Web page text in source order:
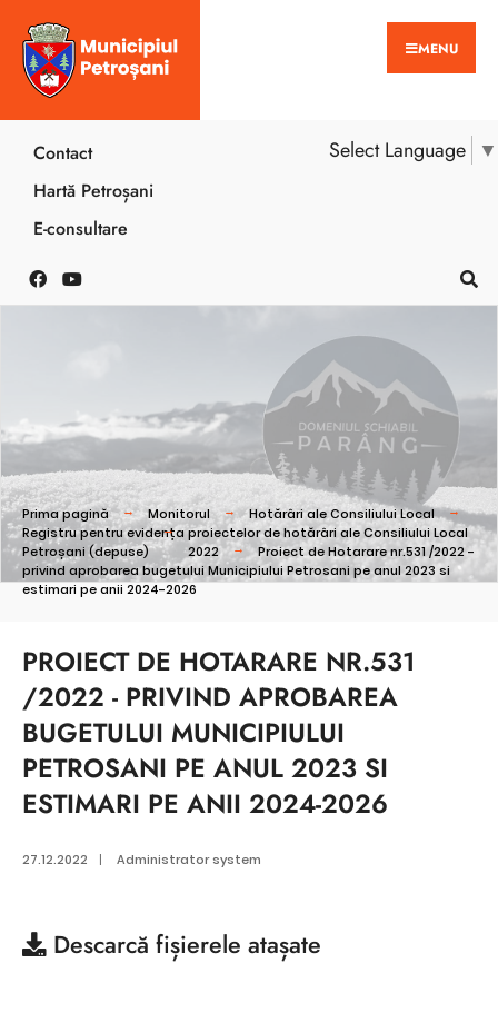
MENU
Select Language ▼
Contact
Hartă Petroșani
E-consultare
Prima pagină Monitorul
Hotărâri ale Consiliului Local
Registru pentru evidența proiectelor de hotărâri ale Consiliului Local
Petroșani (depuse)
2022
Proiect de Hotarare nr.531 /2022 -
privind aprobarea bugetului Municipiului Petrosani pe anul 2023 si
estimari pe anii 2024-2026
PROIECT DE HOTARARE NR.531
/2022 - PRIVIND APROBAREA
BUGETULUI MUNICIPIULUI
PETROSANI PE ANUL 2023 SI
ESTIMARI PE ANII 2024-2026
27.12.2022 | Administrator system
Descarcă fișierele atașate